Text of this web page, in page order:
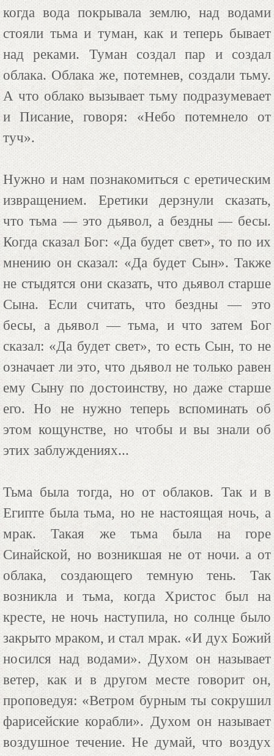
когда вода покрывала землю, над водами
стояли тьма и туман, как и теперь бывает
над реками. Туман создал пар и создал
облака. Облака же, потемнев, создали тьму.
А что облако вызывает тьму подразумевает
и Писание, говоря: «Небо потемнело от
туч».
Нужно и нам познакомиться с еретическим
извращением. Еретики дерзнули сказать,
что тьма — это дьявол, а бездны — бесы.
Когда сказал Бог: «Да будет свет», то по их
мнению он сказал: «Да будет Сын». Также
не стыдятся они сказать, что дьявол старше
Сына. Если считать, что бездны — это
бесы, а дьявол — тьма, и что затем Бог
сказал: «Да будет свет», то есть Сын, то не
означает ли это, что дьявол не только равен
ему Сыну по достоинству, но даже старше
его. Но не нужно теперь вспоминать об
этом кощунстве, но чтобы и вы знали об
этих заблуждениях...
Тьма была тогда, но от облаков. Так и в
Египте была тьма, но не настоящая ночь, а
мрак. Такая же тьма была на горе
Синайской, но возникшая не от ночи. а от
облака, создающего темную тень. Так
возникла и тьма, когда Христос был на
кресте, не ночь наступила, но солнце было
закрыто мраком, и стал мрак. «И дух Божий
носился над водами». Духом он называет
ветер, как и в другом месте говорит он,
проповедуя: «Ветром бурным ты сокрушил
фарисейские корабли». Духом он называет
воздушное течение. Не думай, что воздух